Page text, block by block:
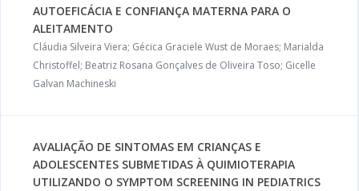
AUTOEFICÁCIA E CONFIANÇA MATERNA PARA O
ALEITAMENTO
Cláudia Silveira Viera; Gécica Graciele Wust de Moraes; Marialda
Christoffel; Beatriz Rosana Gonçalves de Oliveira Toso; Gicelle
Galvan Machineski
AVALIAÇÃO DE SINTOMAS EM CRIANÇAS E
ADOLESCENTES SUBMETIDAS À QUIMIOTERAPIA
UTILIZANDO O SYMPTOM SCREENING IN PEDIATRICS